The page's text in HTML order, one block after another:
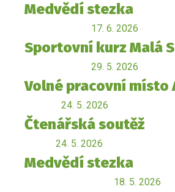
Medvědí stezka
17. 6. 2026
Sportovní kurz Malá
29. 5. 2026
Volné pracovní místo
24. 5. 2026
Čtenářská soutěž
24. 5. 2026
Medvědí stezka
18. 5. 2026